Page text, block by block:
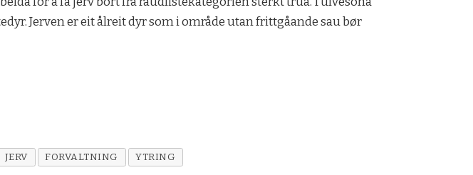
Jerven er eit ålreit dyr som i område utan frittgåande sau bør
JERV FORVALTNING YTRING